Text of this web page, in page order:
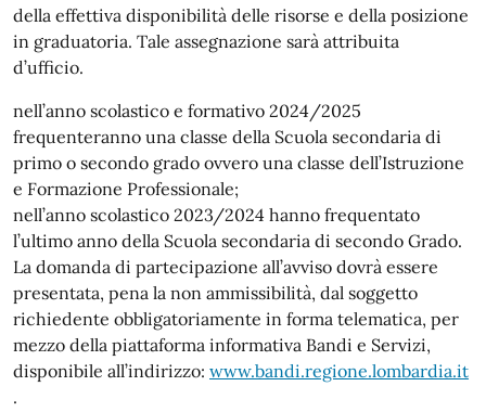
della effettiva disponibilità delle risorse e della posizione
in graduatoria. Tale assegnazione sarà attribuita
d’ufficio.
nell’anno scolastico e formativo 2024/2025
frequenteranno una classe della Scuola secondaria di
primo o secondo grado ovvero una classe dell’Istruzione
e Formazione Professionale;
nell’anno scolastico 2023/2024 hanno frequentato
l’ultimo anno della Scuola secondaria di secondo Grado.
La domanda di partecipazione all’avviso dovrà essere
presentata, pena la non ammissibilità, dal soggetto
richiedente obbligatoriamente in forma telematica, per
mezzo della piattaforma informativa Bandi e Servizi,
disponibile all’indirizzo: www.bandi.regione.lombardia.it
.